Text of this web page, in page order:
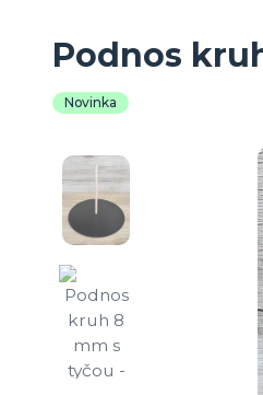
Podnos
Novinka